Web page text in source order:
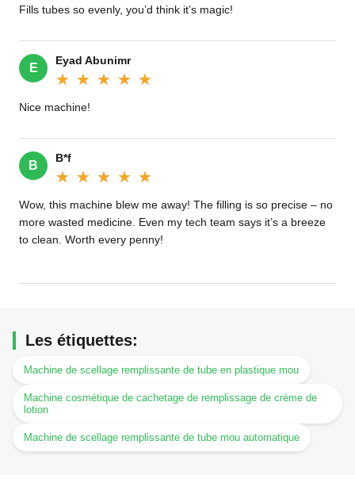
Fills tubes so evenly, you’d think it’s magic!‌
E
Eyad Abunimr
★★★★★
★★★★★
Nice machine!
B
B*f
★★★★★
★★★★★
Wow, this machine blew me away! The filling is so precise – no
more wasted medicine. Even my tech team says it’s a breeze
to clean. Worth every penny!
Les étiquettes:
Machine de scellage remplissante de tube en plastique mou
Machine cosmétique de cachetage de remplissage de crème de
lotion
Machine de scellage remplissante de tube mou automatique